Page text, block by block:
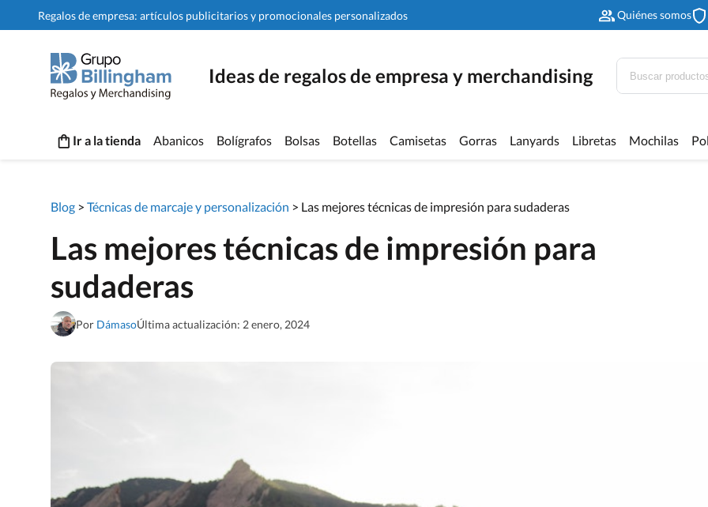
Regalos de empresa: artículos publicitarios y promocionales personalizados Quiénes somos
Ideas de regalos de empresa y merchandising
Ir a la tienda Abanicos Bolígrafos Bolsas Botellas Camisetas Gorras Lanyards Libretas Mochilas
Blog > Técnicas de marcaje y personalización > Las mejores técnicas de impresión para sudaderas
Las mejores técnicas de impresión para
sudaderas
Por DámasoÚltima actualización: 2 enero, 2024